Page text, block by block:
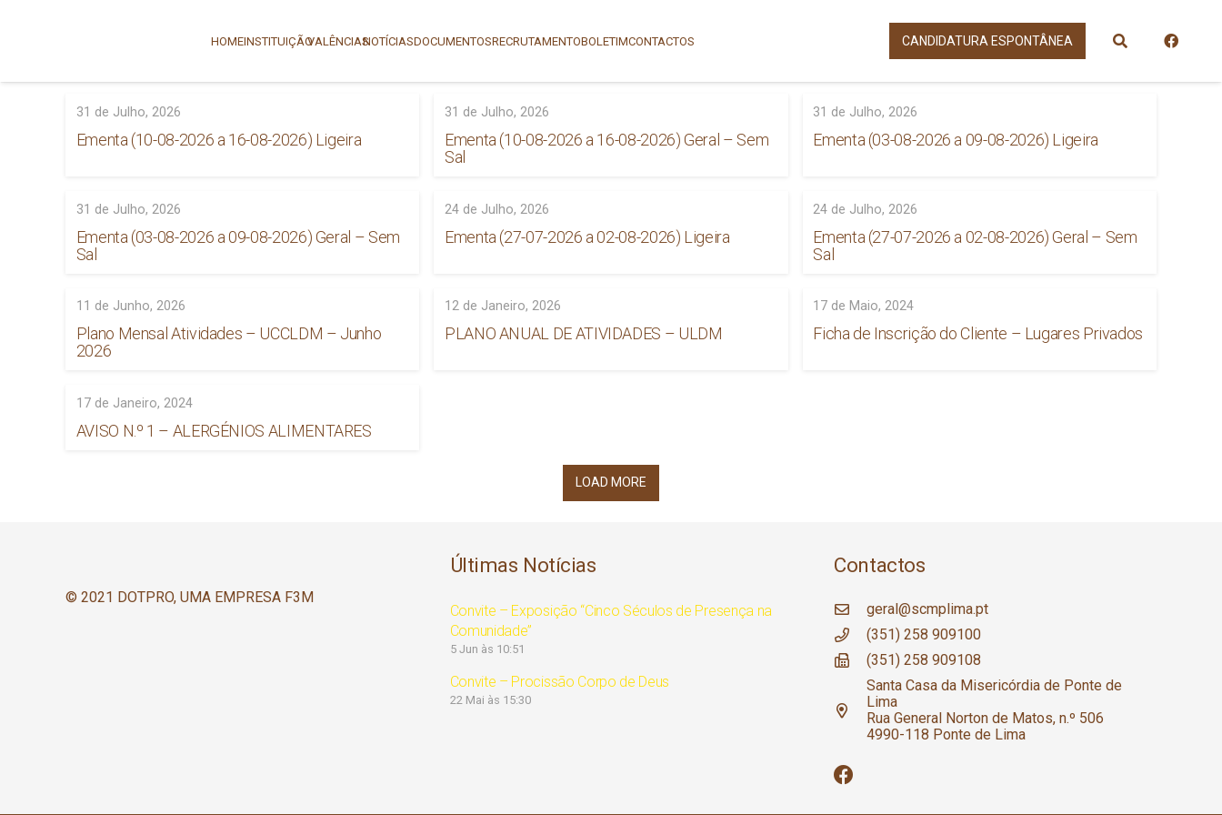
HOMEINSTITUIÇÃOVALÊNCIASNOTÍCIASDOCUMENTOSRECRUTAMENTOBOLETIMCONTACTOS CANDIDATURA ESPONTÂNEA
31 de Julho, 2026
Ementa (10-08-2026 a 16-08-2026) Ligeira
31 de Julho, 2026
Ementa (10-08-2026 a 16-08-2026) Geral – Sem
Sal
31 de Julho, 2026
Ementa (03-08-2026 a 09-08-2026) Ligeira
31 de Julho, 2026
Ementa (03-08-2026 a 09-08-2026) Geral – Sem
Sal
24 de Julho, 2026
Ementa (27-07-2026 a 02-08-2026) Ligeira
24 de Julho, 2026
Ementa (27-07-2026 a 02-08-2026) Geral – Sem
Sal
11 de Junho, 2026
Plano Mensal Atividades – UCCLDM – Junho
2026
12 de Janeiro, 2026
PLANO ANUAL DE ATIVIDADES – ULDM
17 de Maio, 2024
Ficha de Inscrição do Cliente – Lugares Privados
17 de Janeiro, 2024
AVISO N.º 1 – ALERGÉNIOS ALIMENTARES
LOAD MORE
© 2021 DOTPRO, UMA EMPRESA F3M
Últimas Notícias
Convite – Exposição “Cinco Séculos de Presença na
Comunidade”
5 Jun às 10:51
Convite – Procissão Corpo de Deus
22 Mai às 15:30
Contactos
geral@scmplima.pt
(351) 258 909100
(351) 258 909108
Santa Casa da Misericórdia de Ponte de
Lima
Rua General Norton de Matos, n.º 506
4990-118 Ponte de Lima